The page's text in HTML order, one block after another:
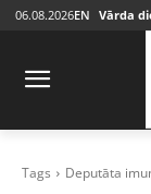
06.08.2026EN Vārda
Tags Deputāta